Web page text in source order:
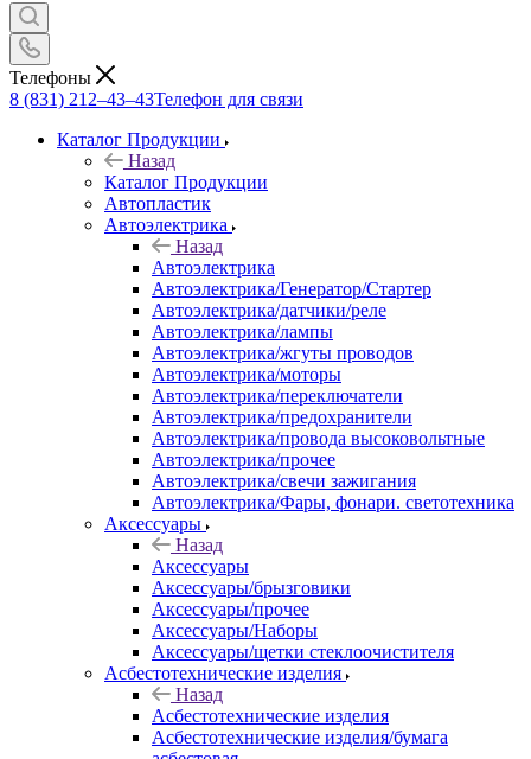
Телефоны
8 (831) 212–43–43Телефон для связи
Каталог Продукции
Назад
Каталог Продукции
Автопластик
Автоэлектрика
Назад
Автоэлектрика
Автоэлектрика/Генератор/Стартер
Автоэлектрика/датчики/реле
Автоэлектрика/лампы
Автоэлектрика/жгуты проводов
Автоэлектрика/моторы
Автоэлектрика/переключатели
Автоэлектрика/предохранители
Автоэлектрика/провода высоковольтные
Автоэлектрика/прочее
Автоэлектрика/свечи зажигания
Автоэлектрика/Фары, фонари. светотехника
Аксессуары
Назад
Аксессуары
Аксессуары/брызговики
Аксессуары/прочее
Аксессуары/Наборы
Аксессуары/щетки стеклоочистителя
Асбестотехнические изделия
Назад
Асбестотехнические изделия
Асбестотехнические изделия/бумага